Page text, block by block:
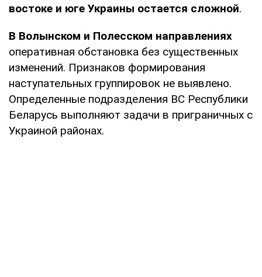
востоке и юге Украины остается сложной.
В Волынском и Полесском направлениях
оперативная обстановка без существенных
изменений. Признаков формирования
наступательных группировок не выявлено.
Определенные подразделения ВС Республики
Беларусь выполняют задачи в приграничных с
Украиной районах.